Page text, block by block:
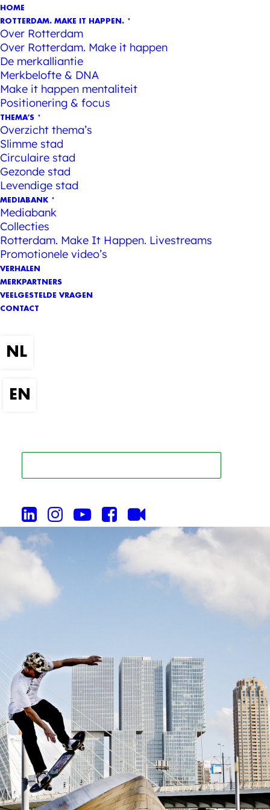
HOME
ROTTERDAM. MAKE IT HAPPEN.
Over Rotterdam
Over Rotterdam. Make it happen
De merkalliantie
Merkbelofte & DNA
Make it happen mentaliteit
Positionering & focus
THEMA’S
Overzicht thema’s
Slimme stad
Circulaire stad
Gezonde stad
Levendige stad
MEDIABANK
Mediabank
Collecties
Rotterdam. Make It Happen. Livestreams
Promotionele video’s
VERHALEN
MERKPARTNERS
VEELGESTELDE VRAGEN
CONTACT